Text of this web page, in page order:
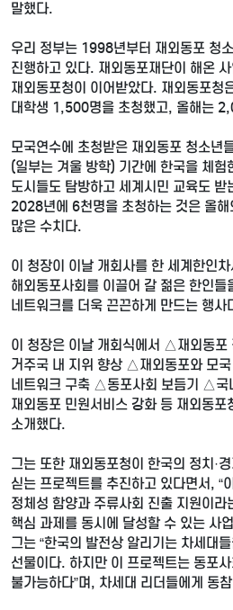
말했다.
우리 정부는 1998년부터 재외동포 청
진행하고 있다. 재외동포재단이 해온
재외동포청이 이어받았다. 재외동포청
대학생 1,500명을 초청했고, 올해는
모국연수에 초청받은 재외동포 청소년
(일부는 겨울 방학) 기간에 한국을 체험
도시들도 탐방하고 세계시민 교육도
2028년에 6천명을 초청하는 것은 올
많은 수치다.
이 청장이 이날 개회사를 한 세계한인
해외동포사회를 이끌어 갈 젊은 한인
네트워크를 더욱 끈끈하게 만드는 행사
이 청장은 이날 개회식에서 △재외동
거주국 내 지위 향상 △재외동포와 모
네트워크 구축 △동포사회 보듬기 △국
재외동포 민원서비스 강화 등 재외동포
소개했다.
그는 또한 재외동포청이 한국의 정치·
싣는 프로젝트를 추진하고 있다면서, “
정체성 함양과 주류사회 진출 지원이라
핵심 과제를 동시에 달성할 수 있는 사
그는 “한국의 발전상 알리기는 차세대
선물이다. 하지만 이 프로젝트는 동포
불가능하다”며, 차세대 리더들에게 동